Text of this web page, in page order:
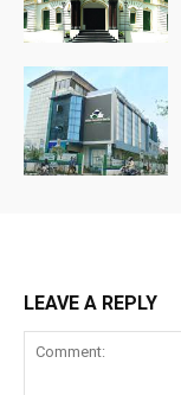
LEAVE A REPLY